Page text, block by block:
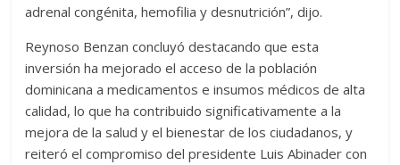
adrenal congénita, hemofilia y desnutrición”, dijo.
Reynoso Benzan concluyó destacando que esta
inversión ha mejorado el acceso de la población
dominicana a medicamentos e insumos médicos de alta
calidad, lo que ha contribuido significativamente a la
mejora de la salud y el bienestar de los ciudadanos, y
reiteró el compromiso del presidente Luis Abinader con